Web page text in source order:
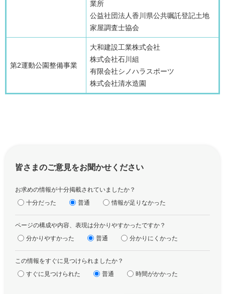
業所
​公益社団法人香川県公共嘱託登記土地
家屋調査士協会
第2運動公園整備事業
大和建設工業株式会社
​株式会社石川組
​有限会社シノハラスポーツ
​株式会社清水造園
皆さまのご意見をお聞かせください
お求めの情報が十分掲載されていましたか？
十分だった
普通 情報が足りなかった
ページの構成や内容、表現は分かりやすかったですか？
分かりやすかった
普通 分かりにくかった
この情報をすぐに見つけられましたか？
すぐに見つけられた
普通 時間がかかった